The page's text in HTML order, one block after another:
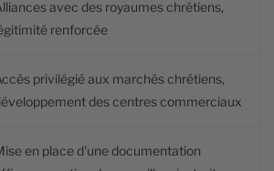
avec des royaumes chrétiens,
renforcée
privilégié aux marchés chrétiens,
des centres commerciaux
en place d'une documentation